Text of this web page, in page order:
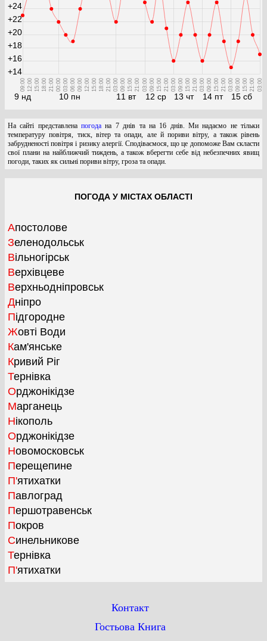
9 нд
09:00 12:00 15:00 18:00 21:00
10 пн
00:00 03:00 06:00 09:00 12:00 15:00 18:00 21:00
11 вт
03:00 09:00 15:00 21:00
12 ср
03:00 09:00 15:00 21:00
13 чт
03:00 09:00 15:00 21:00
14 пт
03:00 09:00 15:00 21:00
15 сб
03:00 09:00 15:00 21:00 03:00
+14
+16
+18
+20
+22
+24
На сайті представленапогода на 7 днів та на 16 днів. Ми надаємо не тільки
температуру повітря, тиск, вітер та опади, але й пориви вітру, а також рівень
забрудненості повітря і ризику алергії. Сподіваємося, що це допоможе Вам скласти
свої плани на найближчий тиждень, а також вберегти себе від небезпечних явищ
погоди, таких як сильні пориви вітру, гроза та опади.
ПОГОДА У МІСТАХ ОБЛАСТІ
Апостолове
Зеленодольськ
Вільногірськ
Верхівцеве
Верхньодніпровськ
Дніпро
Підгородне
Жовті Води
Кам'янське
Кривий Ріг
Тернівка
Орджонікідзе
Марганець
Нікополь
Орджонікідзе
Новомосковськ
Перещепине
П'ятихатки
Павлоград
Першотравенськ
Покров
Синельникове
Тернівка
П'ятихатки
Контакт
Гостьова Книга